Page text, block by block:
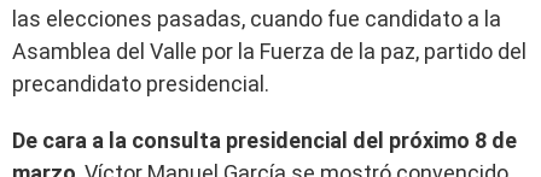
las elecciones pasadas, cuando fue candidato a la
Asamblea del Valle por la Fuerza de la paz, partido del
precandidato presidencial.
De cara a la consulta presidencial del próximo 8 de